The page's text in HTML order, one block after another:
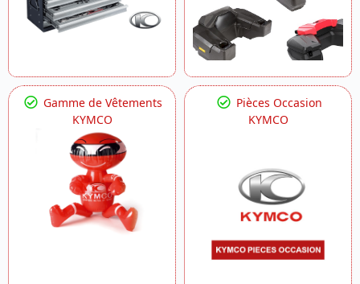
Gamme de Vêtements
KYMCO
Pièces Occasion
KYMCO